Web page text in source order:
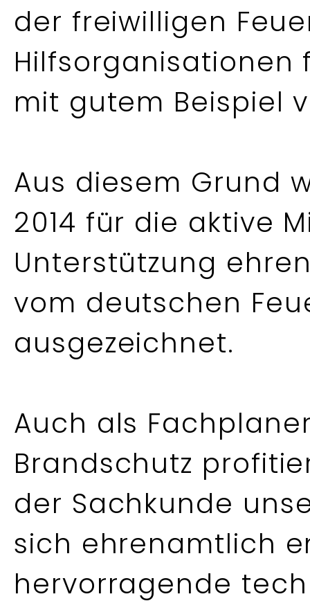
der freiwilligen
mit gutem Beispiel
Aus diesem Grund
2014 für die aktive
Unterstützung
vom deutschen
ausgezeichnet.
Auch als
Brandschutz
der Sachkunde
sich ehrenamtlich
hervorragende